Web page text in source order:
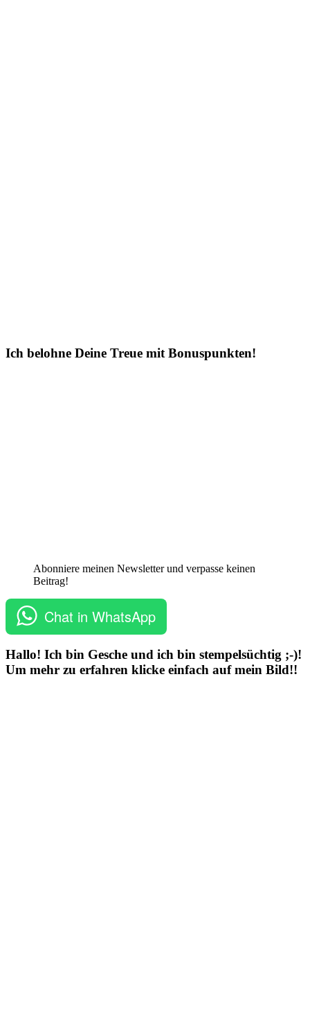
Ich belohne Deine Treue mit Bonuspunkten!
Abonniere meinen Newsletter und verpasse keinen
Beitrag!
Chat in WhatsApp
Hallo! Ich bin Gesche und ich bin stempelsüchtig ;-)!
Um mehr zu erfahren klicke einfach auf mein Bild!!